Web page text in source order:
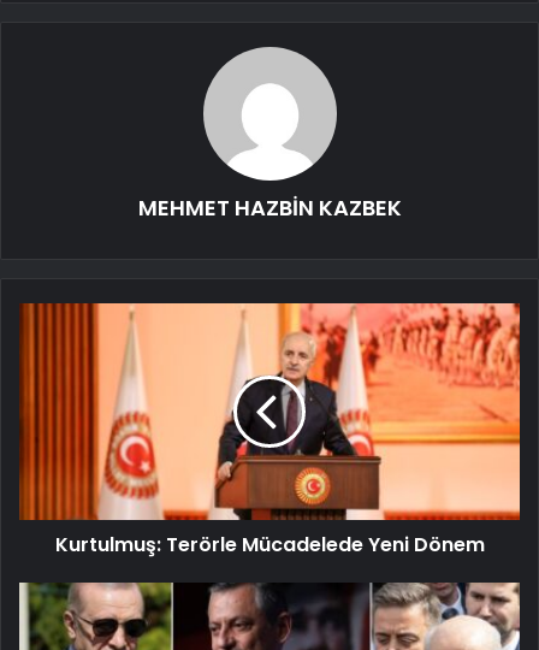
MEHMET HAZBİN KAZBEK
Kurtulmuş: Terörle Mücadelede Yeni Dönem